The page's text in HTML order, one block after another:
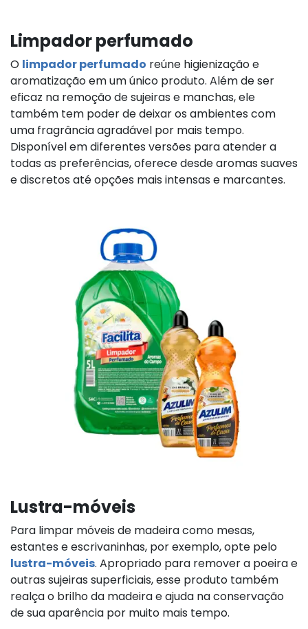
Limpador perfumado
O limpador perfumado reúne higienização e
aromatização em um único produto. Além de ser
eficaz na remoção de sujeiras e manchas, ele
também tem poder de deixar os ambientes com
uma fragrância agradável por mais tempo.
Disponível em diferentes versões para atender a
todas as preferências, oferece desde aromas suaves
e discretos até opções mais intensas e marcantes.
Lustra-móveis
Para limpar móveis de madeira como mesas,
estantes e escrivaninhas, por exemplo, opte pelo
lustra-móveis. Apropriado para remover a poeira e
outras sujeiras superficiais, esse produto também
realça o brilho da madeira e ajuda na conservação
de sua aparência por muito mais tempo.